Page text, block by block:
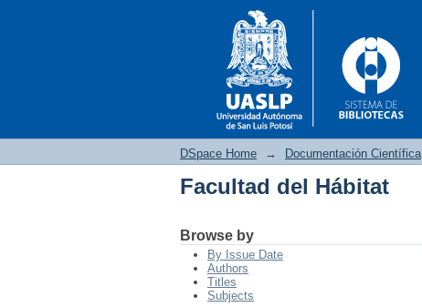
DSpace Home → Documentación Científica
Facultad del Hábitat
Browse by
By Issue Date
Authors
Titles
Subjects